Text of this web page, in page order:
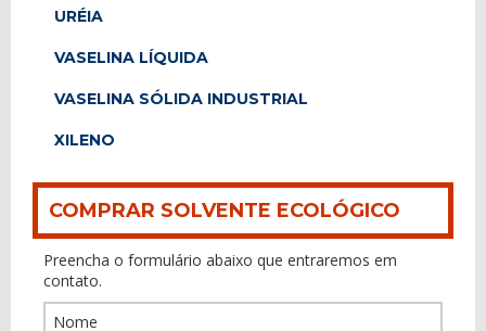
URÉIA
VASELINA LÍQUIDA
VASELINA SÓLIDA INDUSTRIAL
XILENO
COMPRAR SOLVENTE ECOLÓGICO
Preencha o formulário abaixo que entraremos em
contato.